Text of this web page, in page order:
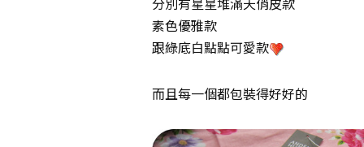
素色優雅款
跟綠底白點點可愛款
而且每一個都包裝得好好的